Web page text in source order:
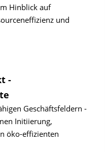
Hinblick auf
und
-
Geschäftsfeldern -
Initiierung,
öko-effizienten